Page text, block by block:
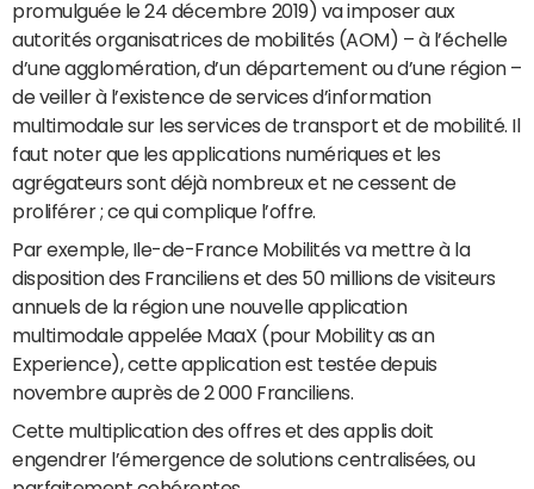
promulguée le 24 décembre 2019) va imposer aux
autorités organisatrices de mobilités (AOM) – à l’échelle
d’une agglomération, d’un département ou d’une région –
de veiller à l’existence de services d’information
multimodale sur les services de transport et de mobilité. Il
faut noter que les applications numériques et les
agrégateurs sont déjà nombreux et ne cessent de
proliférer ; ce qui complique l’offre.
Par exemple, Ile-de-France Mobilités va mettre à la
disposition des Franciliens et des 50 millions de visiteurs
annuels de la région une nouvelle application
multimodale appelée MaaX (pour Mobility as an
Experience), cette application est testée depuis
novembre auprès de 2 000 Franciliens.
Cette multiplication des offres et des applis doit
engendrer l’émergence de solutions centralisées, ou